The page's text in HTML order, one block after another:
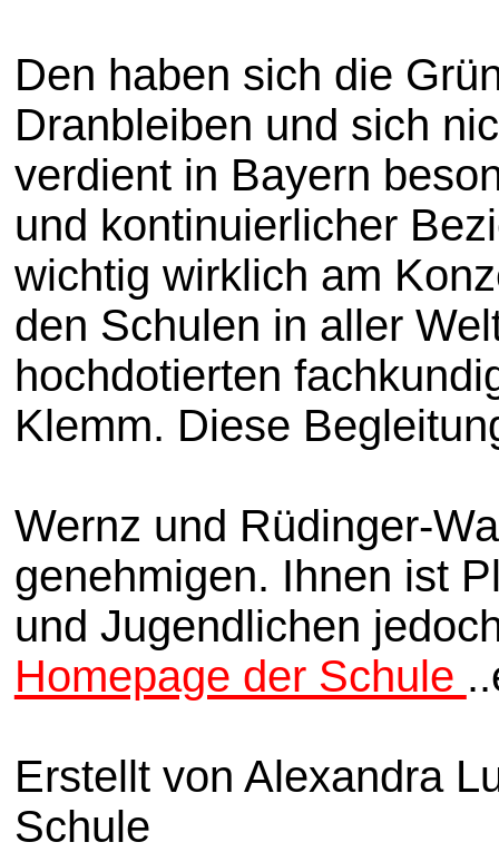
Den haben sich die
Dranbleiben und sich
verdient in Bayern
und kontinuierlicher
wichtig wirklich am
den Schulen in aller
hochdotierten
Klemm. Diese
Wernz und Rüdinger-
genehmigen. Ihnen ist
und Jugendlichen
Homepage der Schule
Erstellt von Alexandra
Schule